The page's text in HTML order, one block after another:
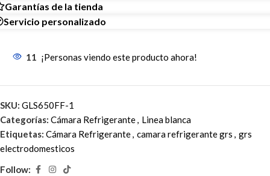
Garantías de la tienda
Servicio personalizado
11 ¡Personas viendo este producto ahora!
SKU: GLS650FF-1
Categorías: Cámara Refrigerante, Linea blanca
Etiquetas: Cámara Refrigerante, camara refrigerante grs , grs
electrodomesticos
Follow: